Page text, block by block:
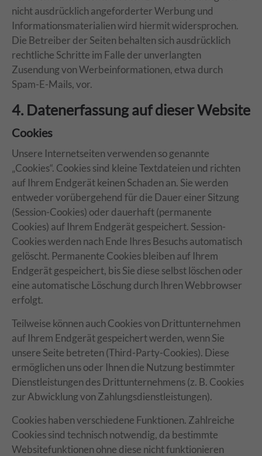
nicht ausdrücklich angeforderter Werbung und
Informationsmaterialien wird hiermit widersprochen.
Die Betreiber der Seiten behalten sich ausdrücklich
rechtliche Schritte im Falle der unverlangten
Zusendung von Werbeinformationen, etwa durch
Spam-E-Mails, vor.
4. Datenerfassung auf dieser Website
Cookies
Unsere Internetseiten verwenden so genannte
„Cookies“. Cookies sind kleine Textdateien und richten
auf Ihrem Endgerät keinen Schaden an. Sie werden
entweder vorübergehend für die Dauer einer Sitzung
(Session-Cookies) oder dauerhaft (permanente
Cookies) auf Ihrem Endgerät gespeichert. Session-
Cookies werden nach Ende Ihres Besuchs automatisch
gelöscht. Permanente Cookies bleiben auf Ihrem
Endgerät gespeichert, bis Sie diese selbst löschen oder
eine automatische Löschung durch Ihren Webbrowser
erfolgt.
Teilweise können auch Cookies von Drittunternehmen
auf Ihrem Endgerät gespeichert werden, wenn Sie
unsere Seite betreten (Third-Party-Cookies). Diese
ermöglichen uns oder Ihnen die Nutzung bestimmter
Dienstleistungen des Drittunternehmens (z. B. Cookies
zur Abwicklung von Zahlungsdienstleistungen).
Cookies haben verschiedene Funktionen. Zahlreiche
Cookies sind technisch notwendig, da bestimmte
Websitefunktionen ohne diese nicht funktionieren